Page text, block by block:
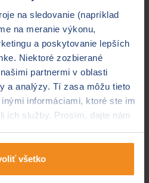
na sledovanie (napríklad
na meranie výkonu,
a poskytovanie lepších
Niektoré zozbierané
partnermi v oblasti
a analýzy. Tí zasa môžu tieto
informáciami, ktoré ste im
ich služby. Prosím, dajte nám
všetko
PZP pre Nissan Juke
technických parametrov
(fyzická osoba, rok
Pezinok, bez škodových
Juke